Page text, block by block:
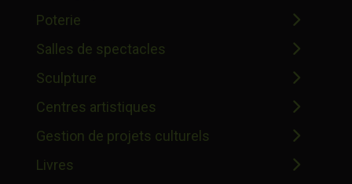
Poterie
Salles de spectacles
Sculpture
Centres artistiques
Gestion de projets culturels
Livres